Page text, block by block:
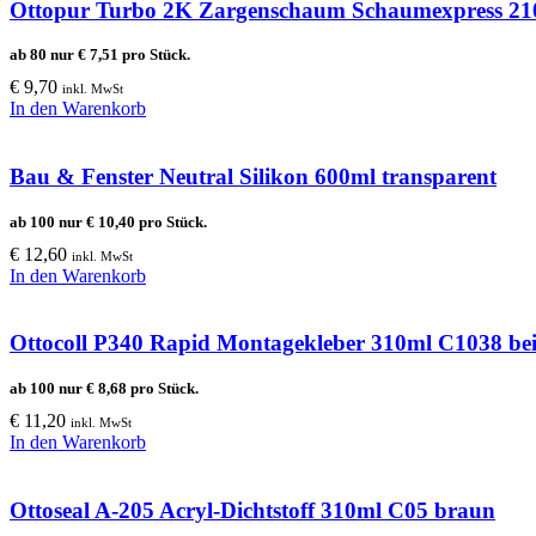
Ottopur Turbo 2K Zargenschaum Schaumexpress
ab 80 nur € 7,51 pro Stück.
€ 9,70 inkl. MwSt
In den Warenkorb
Bau & Fenster Neutral Silikon 600ml transparent
ab 100 nur € 10,40 pro Stück.
€ 12,60 inkl. MwSt
In den Warenkorb
Ottocoll P340 Rapid Montagekleber 310ml C1038
ab 100 nur € 8,68 pro Stück.
€ 11,20 inkl. MwSt
In den Warenkorb
Ottoseal A-205 Acryl-Dichtstoff 310ml C05 braun